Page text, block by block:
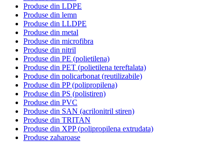
Produse din LDPE
Produse din lemn
Produse din LLDPE
Produse din metal
Produse din microfibra
Produse din nitril
Produse din PE (polietilena)
Produse din PET (polietilena tereftalata)
Produse din policarbonat (reutilizabile)
Produse din PP (polipropilena)
Produse din PS (polistiren)
Produse din PVC
Produse din SAN (acrilonitril stiren)
Produse din TRITAN
Produse din XPP (polipropilena extrudata)
Produse zaharoase